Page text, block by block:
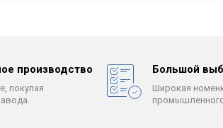
производство
покупая
Большой
Широкая